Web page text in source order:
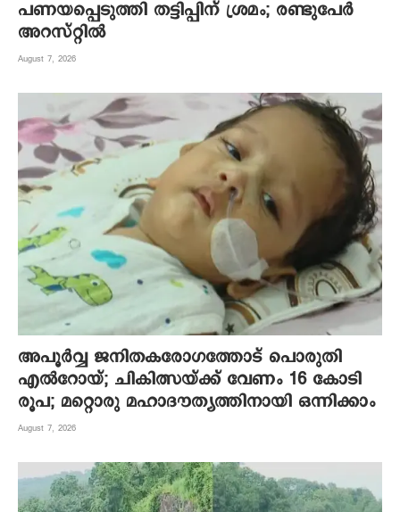
പണയപ്പെടുത്തി തട്ടിപ്പിന് ശ്രമം; രണ്ടുപേർ
അറസ്റ്റിൽ
August 7, 2026
അപൂര്‍വ്വ ജനിതകരോഗത്തോട് പൊരുതി
എല്‍റോയ്; ചികിത്സയ്ക്ക് വേണം 16 കോടി
രൂപ; മറ്റൊരു മഹാദൗത്യത്തിനായി ഒന്നിക്കാം
August 7, 2026